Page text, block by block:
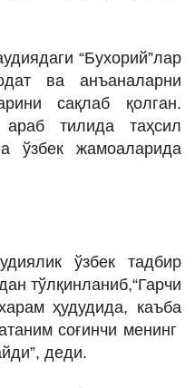
“Бухорий”лар
ва анъаналарни
сақлаб қолган.
тилида таҳсил
ўзбек жамоаларида
ўзбек тадбир
тўлқинланиб,“Гарчи
ҳудудида, каъба
соғинчи менинг
деди.